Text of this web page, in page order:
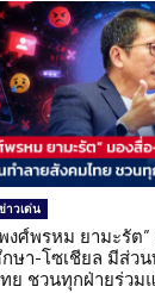
าวเด่น
งศ์พรหม ยามะรัต
ษา-โซเชียล มีส่ว
ย ชวนทุกฝ่ายร่วม